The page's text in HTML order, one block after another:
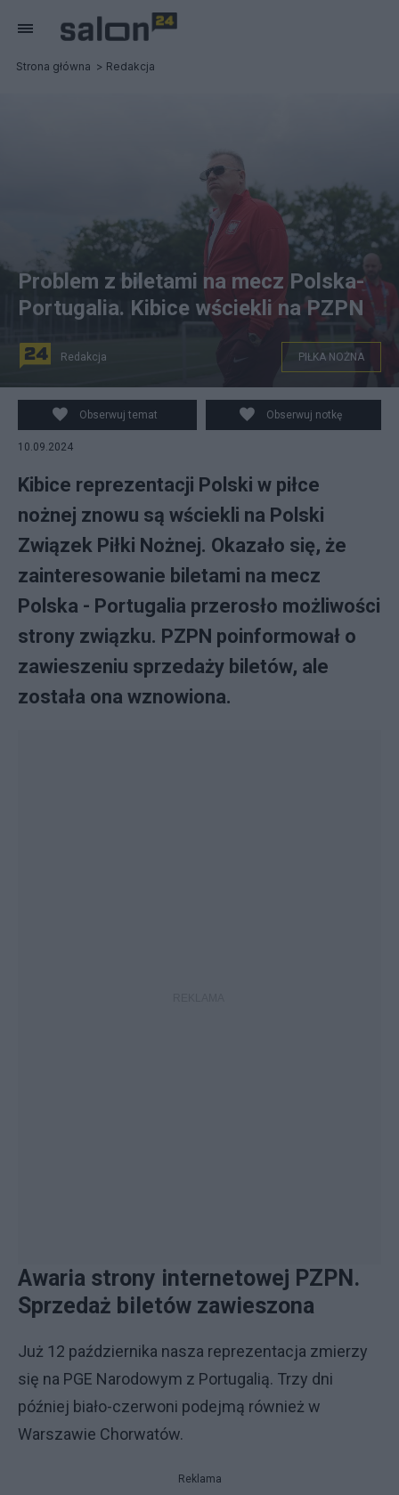
Strona główna Redakcja
Fot. PAP
Problem z biletami na mecz Polska-
Portugalia. Kibice wściekli na PZPN
Redakcja PIŁKA NOŻNA
Obserwuj temat Obserwuj notkę
10.09.2024
Kibice reprezentacji Polski w piłce
nożnej znowu są wściekli na Polski
Związek Piłki Nożnej. Okazało się, że
zainteresowanie biletami na mecz
Polska - Portugalia przerosło możliwości
strony związku. PZPN poinformował o
zawieszeniu sprzedaży biletów, ale
została ona wznowiona.
Awaria strony internetowej PZPN.
Sprzedaż biletów zawieszona
Już 12 października nasza reprezentacja zmierzy
się na PGE Narodowym z Portugalią. Trzy dni
później biało-czerwoni podejmą również w
Warszawie Chorwatów.
Reklama